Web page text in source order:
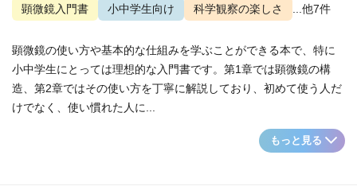
顕微鏡入門書 小中学生向け 科学観察の楽しさ ...他7件
顕微鏡の使い方や基本的な仕組みを学ぶことができる本で、特に
小中学生にとっては理想的な入門書です。第1章では顕微鏡の構
造、第2章ではその使い方を丁寧に解説しており、初めて使う人だ
けでなく、使い慣れた人に...
もっと見る